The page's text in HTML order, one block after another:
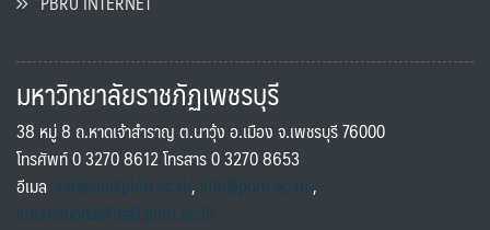
มหาวิทยาลัยราชภัฏเพชรบุรี
38 หมู่ 8 ถ.หาดเจ้าสำราญ ต.นาวุ้ง อ.เมือง จ.เพชรบุรี 76000
โทรศัพท์ 0 3270 8612 โทรสาร 0 3270 8653
อีเมล saraban@pbru.ac.th, info@pbru.ac.th,
international@mail.pbru.ac.th